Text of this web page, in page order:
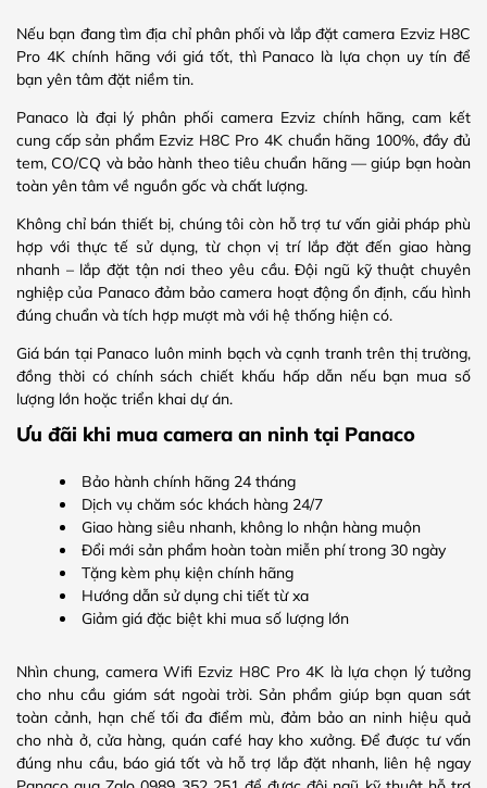
Nếu bạn đang tìm địa chỉ phân phối và lắp đặt camera Ezviz H8C
Pro 4K chính hãng với giá tốt, thì Panaco là lựa chọn uy tín để
bạn yên tâm đặt niềm tin.
Panaco là đại lý phân phối camera Ezviz chính hãng, cam kết
cung cấp sản phẩm Ezviz H8C Pro 4K chuẩn hãng 100%, đầy đủ
tem, CO/CQ và bảo hành theo tiêu chuẩn hãng — giúp bạn hoàn
toàn yên tâm về nguồn gốc và chất lượng.
Không chỉ bán thiết bị, chúng tôi còn hỗ trợ tư vấn giải pháp phù
hợp với thực tế sử dụng, từ chọn vị trí lắp đặt đến giao hàng
nhanh – lắp đặt tận nơi theo yêu cầu. Đội ngũ kỹ thuật chuyên
nghiệp của Panaco đảm bảo camera hoạt động ổn định, cấu hình
đúng chuẩn và tích hợp mượt mà với hệ thống hiện có.
Giá bán tại Panaco luôn minh bạch và cạnh tranh trên thị trường,
đồng thời có chính sách chiết khấu hấp dẫn nếu bạn mua số
lượng lớn hoặc triển khai dự án.
Ưu đãi khi mua camera an ninh tại Panaco
Bảo hành chính hãng 24 tháng
Dịch vụ chăm sóc khách hàng 24/7
Giao hàng siêu nhanh, không lo nhận hàng muộn
Đổi mới sản phẩm hoàn toàn miễn phí trong 30 ngày
Tặng kèm phụ kiện chính hãng
Hướng dẫn sử dụng chi tiết từ xa
Giảm giá đặc biệt khi mua số lượng lớn
Nhìn chung, camera Wifi Ezviz H8C Pro 4K là lựa chọn lý tưởng
cho nhu cầu giám sát ngoài trời. Sản phẩm giúp bạn quan sát
toàn cảnh, hạn chế tối đa điểm mù, đảm bảo an ninh hiệu quả
cho nhà ở, cửa hàng, quán café hay kho xưởng. Để được tư vấn
đúng nhu cầu, báo giá tốt và hỗ trợ lắp đặt nhanh, liên hệ ngay